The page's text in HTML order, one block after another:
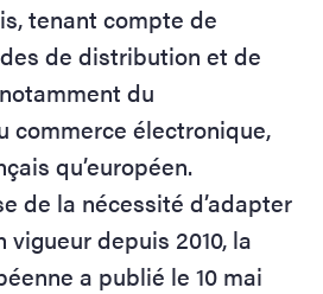
tenant compte de
de distribution et de
du
commerce électronique,
qu’européen.
de la nécessité d’adapter
depuis 2010, la
a publié le 10 mai